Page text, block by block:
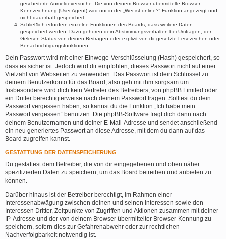
gescheiterte Anmeldeversuche. Die von deinem Browser übermittelte Browser-
Kennzeichnung (User Agent) wird nur in der „Wer ist online?“-Funktion angezeigt und
nicht dauerhaft gespeichert.
Schließlich erfordern einzelne Funktionen des Boards, dass weitere Daten
gespeichert werden. Dazu gehören dein Abstimmungsverhalten bei Umfragen, der
Gelesen-Status von deinen Beiträgen oder explizit von dir gesetzte Lesezeichen oder
Benachrichtigungsfunktionen.
Dein Passwort wird mit einer Einwege-Verschlüsselung (Hash) gespeichert, so
dass es sicher ist. Jedoch wird dir empfohlen, dieses Passwort nicht auf einer
Vielzahl von Webseiten zu verwenden. Das Passwort ist dein Schlüssel zu
deinem Benutzerkonto für das Board, also geh mit ihm sorgsam um.
Insbesondere wird dich kein Vertreter des Betreibers, von phpBB Limited oder
ein Dritter berechtigterweise nach deinem Passwort fragen. Solltest du dein
Passwort vergessen haben, so kannst du die Funktion „Ich habe mein
Passwort vergessen“ benutzen. Die phpBB-Software fragt dich dann nach
deinem Benutzernamen und deiner E-Mail-Adresse und sendet anschließend
ein neu generiertes Passwort an diese Adresse, mit dem du dann auf das
Board zugreifen kannst.
GESTATTUNG DER DATENSPEICHERUNG
Du gestattest dem Betreiber, die von dir eingegebenen und oben näher
spezifizierten Daten zu speichern, um das Board betreiben und anbieten zu
können.
Darüber hinaus ist der Betreiber berechtigt, im Rahmen einer
Interessenabwägung zwischen deinen und seinen Interessen sowie den
Interessen Dritter, Zeitpunkte von Zugriffen und Aktionen zusammen mit deiner
IP-Adresse und der von deinem Browser übermittelter Browser-Kennung zu
speichern, sofern dies zur Gefahrenabwehr oder zur rechtlichen
Nachverfolgbarkeit notwendig ist.